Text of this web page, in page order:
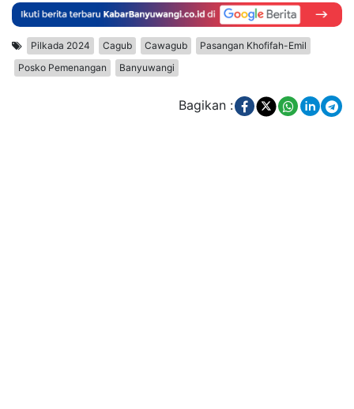
Pilkada 2024 Cagub Cawagub
Pasangan Khofifah-Emil
Posko Pemenangan
Banyuwangi
Bagikan :